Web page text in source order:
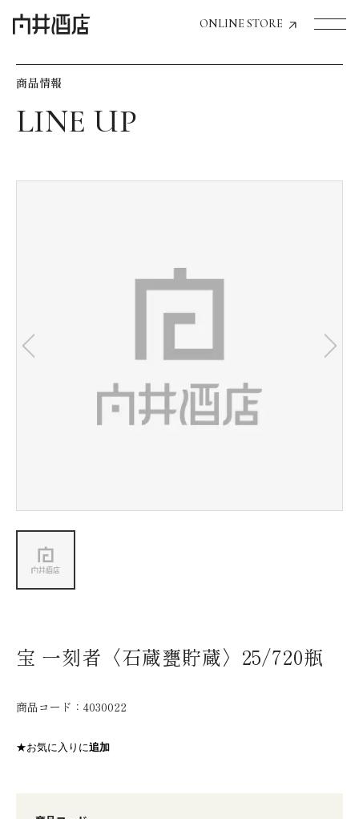
ONLINE STORE
飲食店経営のお客様
お気に入り機能の活用方法
会社情報
商品情報
宝 一刻者〈石蔵甕貯蔵〉25/720瓶
商品コード： 4030022
★お気に入りに追加